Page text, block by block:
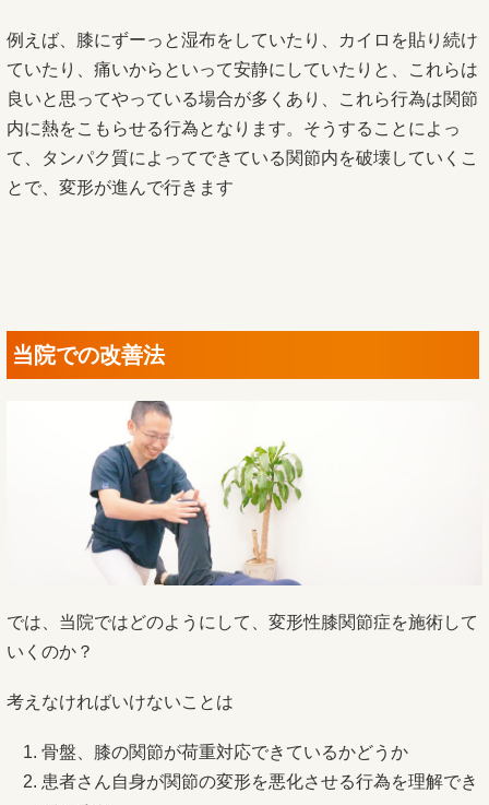
例えば、膝にずーっと湿布をしていたり、カイロを貼り続け
ていたり、痛いからといって安静にしていたりと、これらは
良いと思ってやっている場合が多くあり、これら行為は関節
内に熱をこもらせる行為となります。そうすることによっ
て、タンパク質によってできている関節内を破壊していくこ
とで、変形が進んで行きます
当院での改善法
では、当院ではどのようにして、変形性膝関節症を施術して
いくのか？
考えなければいけないことは
骨盤、膝の関節が荷重対応できているかどうか
患者さん自身が関節の変形を悪化させる行為を理解でき